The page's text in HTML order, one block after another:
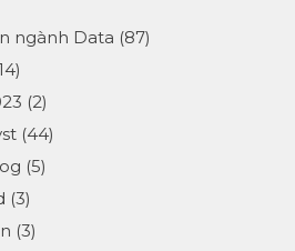
ngành Data (87)
(2)
(44)
(5)
(3)
(3)